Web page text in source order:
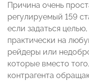
Причина очень
регулируемый 159
если задаться
практически на
рейдеры или
которые вместо
контрагента